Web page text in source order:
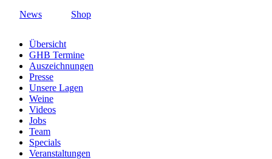
News Shop
Übersicht
GHB Termine
Auszeichnungen
Presse
Unsere Lagen
Weine
Videos
Jobs
Team
Specials
Veranstaltungen